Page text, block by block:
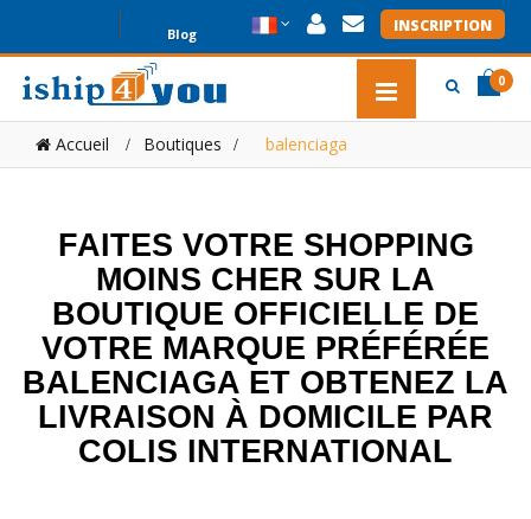
INSCRIPTION
Blog
0
Accueil Boutiques > balenciaga
FAITES VOTRE SHOPPING
MOINS CHER SUR LA
BOUTIQUE OFFICIELLE DE
VOTRE MARQUE PRÉFÉRÉE
BALENCIAGA ET OBTENEZ LA
LIVRAISON À DOMICILE PAR
COLIS INTERNATIONAL